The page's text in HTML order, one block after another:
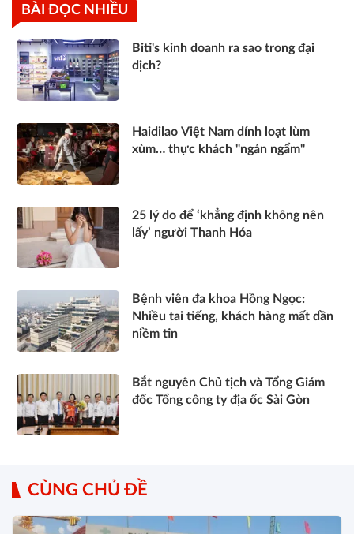
BÀI ĐỌC NHIỀU
Biti's kinh doanh ra sao trong đại
dịch?
Haidilao Việt Nam dính loạt lùm
xùm… thực khách "ngán ngẩm"
25 lý do để ‘khẳng định không nên
lấy’ người Thanh Hóa
Bệnh viên đa khoa Hồng Ngọc:
Nhiều tai tiếng, khách hàng mất dần
niềm tin
Bắt nguyên Chủ tịch và Tổng Giám
đốc Tổng công ty địa ốc Sài Gòn
CÙNG CHỦ ĐỀ